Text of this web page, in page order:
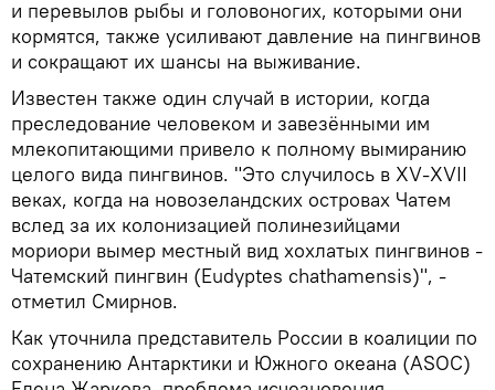
и перевылов рыбы и головоногих, которыми они
кормятся, также усиливают давление на пингвинов
и сокращают их шансы на выживание.
Известен также один случай в истории, когда
преследование человеком и завезёнными им
млекопитающими привело к полному вымиранию
целого вида пингвинов. "Это случилось в XV-XVII
веках, когда на новозеландских островах Чатем
вслед за их колонизацией полинезийцами
мориори вымер местный вид хохлатых пингвинов -
Чатемский пингвин (Eudyptes chathamensis)", -
отметил Смирнов.
Как уточнила представитель России в коалиции по
сохранению Антарктики и Южного океана (ASOC)